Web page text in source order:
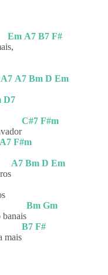
Em
s,
A7 B7 F#
A7 A7 Bm D Em
D7
C#7 F#m
A7 F#m
A7 Bm D Em
banais
Bm Gm
mais
B7 F#